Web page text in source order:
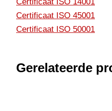
Certificaat ISO 14001
Certificaat ISO 45001
Certificaat ISO 50001
Gerelateerde